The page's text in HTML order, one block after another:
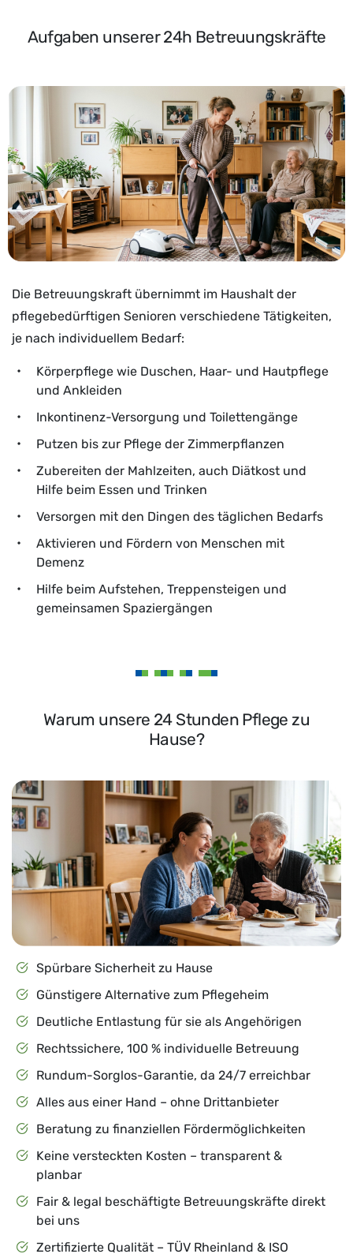
Aufgaben unserer 24h Betreuungskräfte
Die Betreuungskraft übernimmt im Haushalt der
pflegebedürftigen Senioren verschiedene Tätigkeiten,
je nach individuellem Bedarf:
Körperpflege wie Duschen, Haar- und Hautpflege
und Ankleiden
Inkontinenz-Versorgung und Toilettengänge
Putzen bis zur Pflege der Zimmerpflanzen
Zubereiten der Mahlzeiten, auch Diätkost und
Hilfe beim Essen und Trinken
Versorgen mit den Dingen des täglichen Bedarfs
Aktivieren und Fördern von Menschen mit
Demenz
Hilfe beim Aufstehen, Treppensteigen und
gemeinsamen Spaziergängen
Warum unsere 24 Stunden Pflege zu
Hause?
Spürbare Sicherheit zu Hause
Günstigere Alternative zum Pflegeheim
Deutliche Entlastung für sie als Angehörigen
Rechtssichere, 100 % individuelle Betreuung
Rundum-Sorglos-Garantie, da 24/7 erreichbar
Alles aus einer Hand – ohne Drittanbieter
Beratung zu finanziellen Fördermöglichkeiten
Keine versteckten Kosten – transparent &
planbar
Fair & legal beschäftigte Betreuungskräfte direkt
bei uns
Zertifizierte Qualität – TÜV Rheinland & ISO